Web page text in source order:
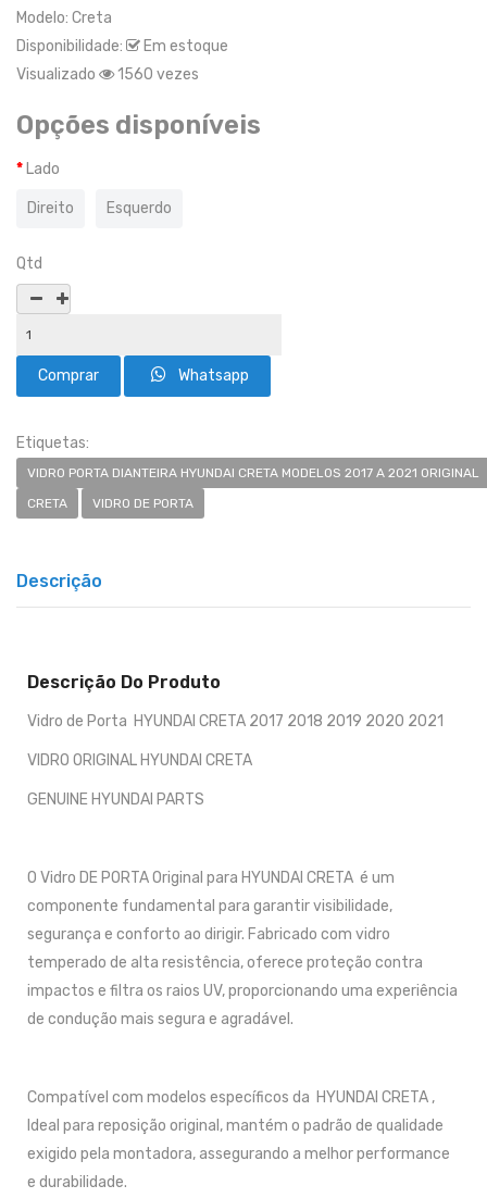
Modelo: Creta
Disponibilidade:
Em estoque
Visualizado
1560 vezes
Opções disponíveis
Lado
Direito Esquerdo
Qtd
Whatsapp
Etiquetas:
VIDRO PORTA DIANTEIRA HYUNDAI CRETA MODELOS 2017 A 2021 ORIGINAL
CRETA
VIDRO DE PORTA
Descrição
Descrição Do Produto
Vidro de Porta HYUNDAI CRETA 2017 2018 2019 2020 2021
VIDRO ORIGINAL HYUNDAI CRETA
GENUINE HYUNDAI PARTS
O Vidro DE PORTA Original para HYUNDAI CRETA é um
componente fundamental para garantir visibilidade,
segurança e conforto ao dirigir. Fabricado com vidro
temperado de alta resistência, oferece proteção contra
impactos e filtra os raios UV, proporcionando uma experiência
de condução mais segura e agradável.
Compatível com modelos específicos da HYUNDAI CRETA ,
Ideal para reposição original, mantém o padrão de qualidade
exigido pela montadora, assegurando a melhor performance
e durabilidade.